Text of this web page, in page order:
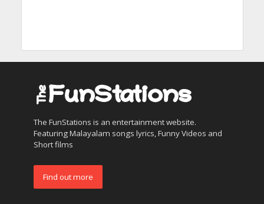
The FunStations is an entertainment website.
Featuring Malayalam songs lyrics, Funny Videos and
Short films
Find out more